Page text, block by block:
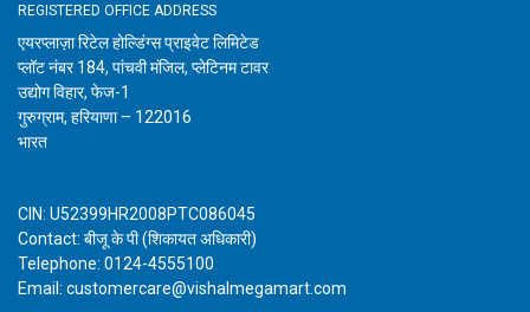
REGISTERED OFFICE ADDRESS
एयरप्लाज़ा रिटेल होल्डिंग्स प्राइवेट लिमिटेड
प्लॉट नंबर 184, पांचवी मंजिल, प्लेटिनम टावर
उद्योग विहार, फेज-1
गुरुग्राम, हरियाणा – 122016
भारत
CIN: U52399HR2008PTC086045
Contact: बीजू के पी (शिकायत अधिकारी)
Telephone: 0124-4555100
Email: customercare@vishalmegamart.com